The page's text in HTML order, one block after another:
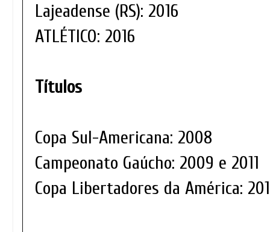
Lajeadense (RS): 2016
ATLÉTICO: 2016
Títulos
Copa Sul-Americana: 2008
Campeonato Gaúcho: 2009 e 2011
Copa Libertadores da América: